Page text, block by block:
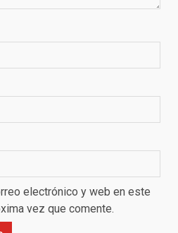
electrónico y web en este
vez que comente.